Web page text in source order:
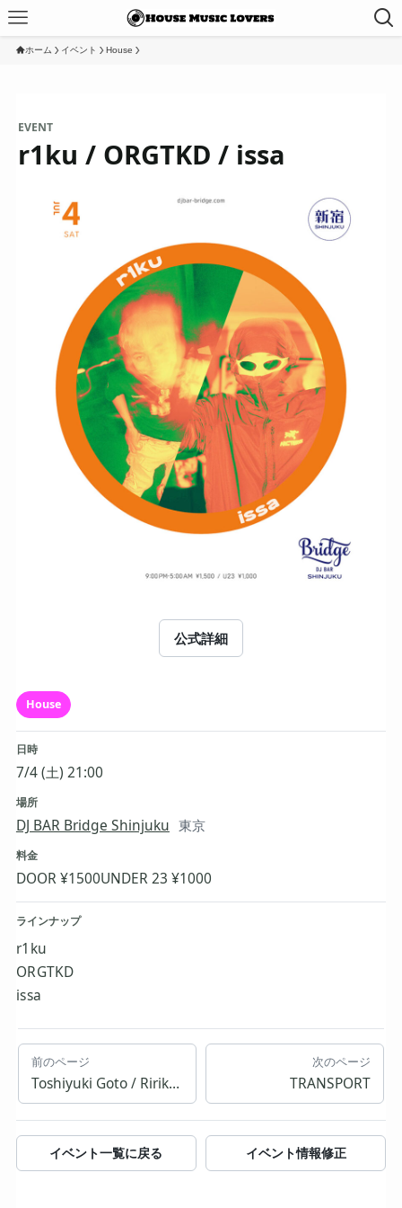
ホーム イベント House
EVENT
r1ku / ORGTKD / issa
公式詳細
House
日時
7/4 (土) 21:00
場所
DJ BAR Bridge Shinjuku 東京
料金
DOOR ¥1500UNDER 23 ¥1000
ラインナップ
r1ku
ORGTKD
issa
前のページ
Toshiyuki Goto / Ririko Nishikawa
次のページ
TRANSPORT
イベント一覧に戻る イベント情報修正